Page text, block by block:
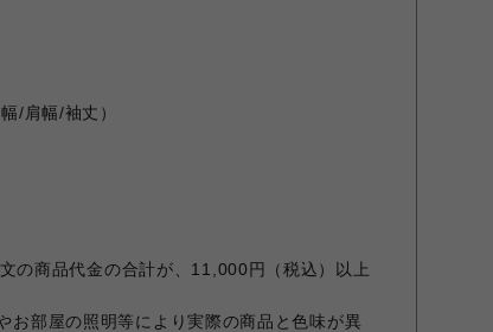
/肩幅/袖丈）
の商品代金の合計が、11,000円（税込）以上
お部屋の照明等により実際の商品と色味が異